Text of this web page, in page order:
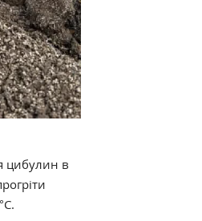
цибулин в